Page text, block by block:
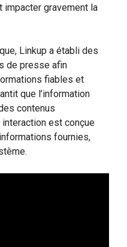
gravement la
Linkup a établi des
de presse afin
fiables et
que l’information
contenus
est conçue
fournies,